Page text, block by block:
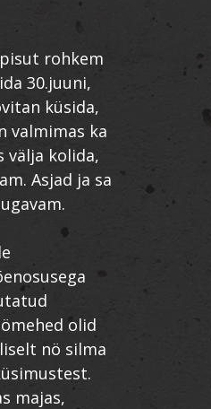
rohkem
30.juuni,
küsida,
valmimas ka
välja kolida,
Asjad ja sa
olid
nö silma
majas,